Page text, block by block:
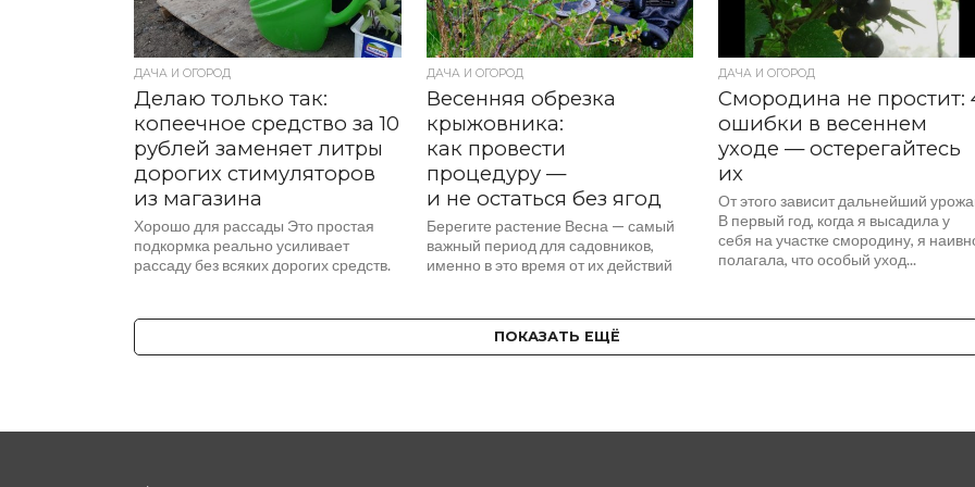
ДАЧА И ОГОРОД
Делаю только так:
копеечное средство за 10
рублей заменяет литры
дорогих стимуляторов
из магазина
Хорошо для рассады Это простая
подкормка реально усиливает
рассаду без всяких дорогих средств.
ДАЧА И ОГОРОД
Весенняя обрезка
крыжовника:
как провести
процедуру —
и не остаться без ягод
Берегите растение Весна — самый
важный период для садовников,
именно в это время от их действий
ДАЧА И ОГОРОД
Смородина не простит:
ошибки в весеннем
уходе — остерегайтесь
их
От этого зависит дальнейший
В первый год, когда я высадила у
себя на участке смородину, я
полагала, что особый уход...
ПОКАЗАТЬ ЕЩЁ